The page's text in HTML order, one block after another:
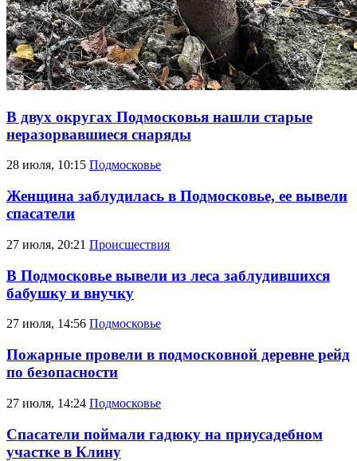
В двух округах Подмосковья нашли старые
неразорвавшиеся снаряды
28 июля, 10:15 Подмосковье
Женщина заблудилась в Подмосковье, ее вывели
спасатели
27 июля, 20:21 Происшествия
В Подмосковье вывели из леса заблудившихся
бабушку и внучку
27 июля, 14:56 Подмосковье
Пожарные провели в подмосковной деревне рейд
по безопасности
27 июля, 14:24 Подмосковье
Спасатели поймали гадюку на приусадебном
участке в Клину